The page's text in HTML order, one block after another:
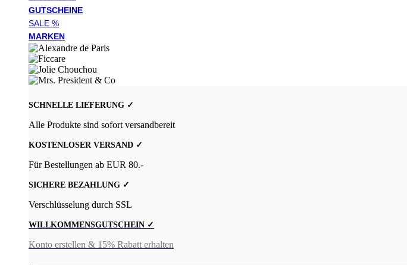
GUTSCHEINE
SALE %
MARKEN
SCHNELLE LIEFERUNG ✓
Alle Produkte sind sofort versandbereit
KOSTENLOSER VERSAND ✓
Für Bestellungen ab EUR 80.-
SICHERE BEZAHLUNG ✓
Verschlüsselung durch SSL
WILLKOMMENSGUTSCHEIN ✓
Konto erstellen & 15% Rabatt erhalten